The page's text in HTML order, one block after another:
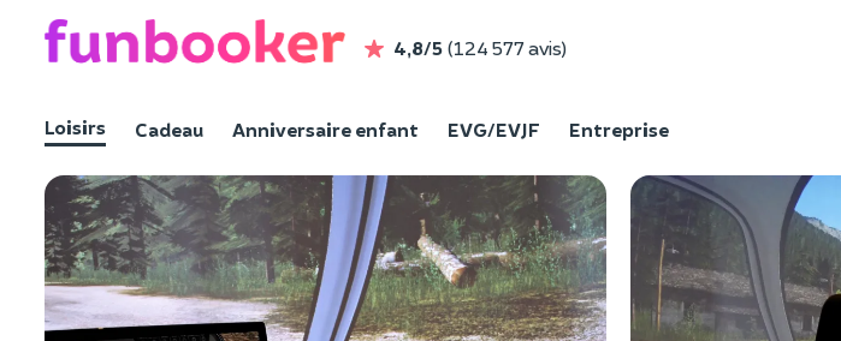
4,8/5 (124 577 avis)
Loisirs Cadeau Anniversaire enfant EVG/EVJF Entreprise